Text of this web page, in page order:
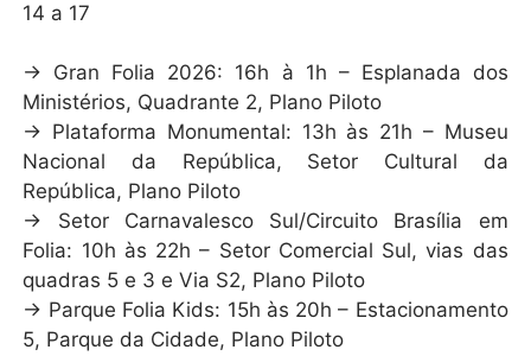
14 a 17
→ Gran Folia 2026: 16h à 1h – Esplanada dos
Ministérios, Quadrante 2, Plano Piloto
→ Plataforma Monumental: 13h às 21h – Museu
Nacional da República, Setor Cultural da
República, Plano Piloto
→ Setor Carnavalesco Sul/Circuito Brasília em
Folia: 10h às 22h – Setor Comercial Sul, vias das
quadras 5 e 3 e Via S2, Plano Piloto
→ Parque Folia Kids: 15h às 20h – Estacionamento
5, Parque da Cidade, Plano Piloto